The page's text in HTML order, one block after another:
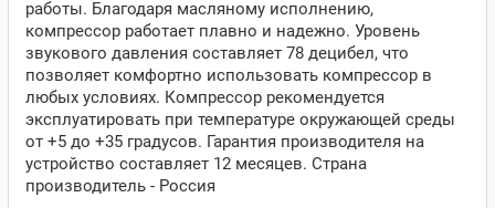
работы. Благодаря масляному исполнению,
компрессор работает плавно и надежно. Уровень
звукового давления составляет 78 децибел, что
позволяет комфортно использовать компрессор в
любых условиях. Компрессор рекомендуется
эксплуатировать при температуре окружающей среды
от +5 до +35 градусов. Гарантия производителя на
устройство составляет 12 месяцев. Страна
производитель - Россия